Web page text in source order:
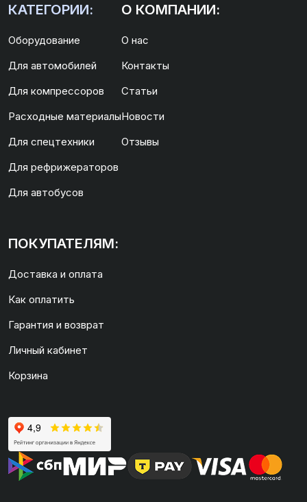
КАТЕГОРИИ:
Оборудование
Для автомобилей
Для компрессоров
Расходные материалы
Для спецтехники
Для рефрижераторов
Для автобусов
О КОМПАНИИ:
О нас
Контакты
Статьи
Новости
Отзывы
ПОКУПАТЕЛЯМ:
Доставка и оплата
Как оплатить
Гарантия и возврат
Личный кабинет
Корзина